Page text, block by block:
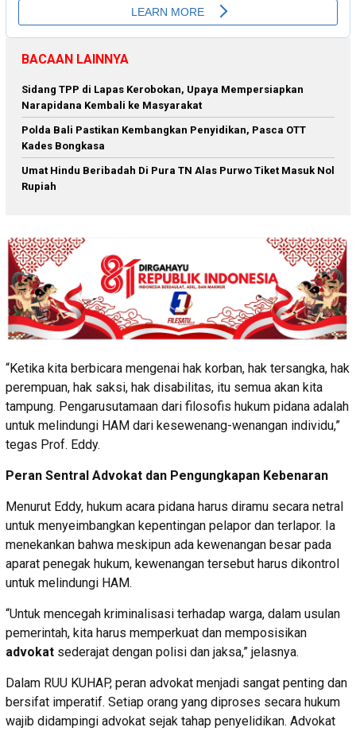
BACAAN LAINNYA
Sidang TPP di Lapas Kerobokan, Upaya Mempersiapkan
Narapidana Kembali ke Masyarakat
Polda Bali Pastikan Kembangkan Penyidikan, Pasca OTT
Kades Bongkasa
Umat Hindu Beribadah Di Pura TN Alas Purwo Tiket Masuk Nol
Rupiah
“Ketika kita berbicara mengenai hak korban, hak tersangka, hak
perempuan, hak saksi, hak disabilitas, itu semua akan kita
tampung. Pengarusutamaan dari filosofis hukum pidana adalah
untuk melindungi HAM dari kesewenang-wenangan individu,”
tegas Prof. Eddy.
Peran Sentral Advokat dan Pengungkapan Kebenaran
Menurut Eddy, hukum acara pidana harus diramu secara netral
untuk menyeimbangkan kepentingan pelapor dan terlapor. Ia
menekankan bahwa meskipun ada kewenangan besar pada
aparat penegak hukum, kewenangan tersebut harus dikontrol
untuk melindungi HAM.
“Untuk mencegah kriminalisasi terhadap warga, dalam usulan
pemerintah, kita harus memperkuat dan memposisikan
advokat sederajat dengan polisi dan jaksa,” jelasnya.
Dalam RUU KUHAP, peran advokat menjadi sangat penting dan
bersifat imperatif. Setiap orang yang diproses secara hukum
wajib didampingi advokat sejak tahap penyelidikan. Advokat